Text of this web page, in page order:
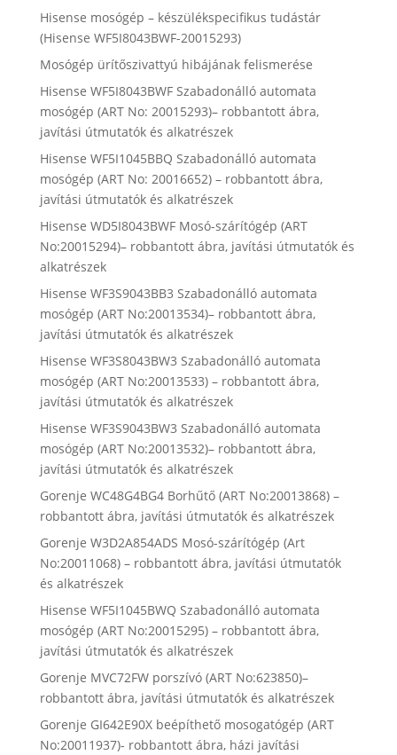
Hisense mosógép – készülékspecifikus tudástár
(Hisense WF5I8043BWF-20015293)
Mosógép ürítőszivattyú hibájának felismerése
Hisense WF5I8043BWF Szabadonálló automata
mosógép (ART No: 20015293)– robbantott ábra,
javítási útmutatók és alkatrészek
Hisense WF5I1045BBQ Szabadonálló automata
mosógép (ART No: 20016652) – robbantott ábra,
javítási útmutatók és alkatrészek
Hisense WD5I8043BWF Mosó-szárítógép (ART
No:20015294)– robbantott ábra, javítási útmutatók és
alkatrészek
Hisense WF3S9043BB3 Szabadonálló automata
mosógép (ART No:20013534)– robbantott ábra,
javítási útmutatók és alkatrészek
Hisense WF3S8043BW3 Szabadonálló automata
mosógép (ART No:20013533) – robbantott ábra,
javítási útmutatók és alkatrészek
Hisense WF3S9043BW3 Szabadonálló automata
mosógép (ART No:20013532)– robbantott ábra,
javítási útmutatók és alkatrészek
Gorenje WC48G4BG4 Borhűtő (ART No:20013868) –
robbantott ábra, javítási útmutatók és alkatrészek
Gorenje W3D2A854ADS Mosó-szárítógép (Art
No:20011068) – robbantott ábra, javítási útmutatók
és alkatrészek
Hisense WF5I1045BWQ Szabadonálló automata
mosógép (ART No:20015295) – robbantott ábra,
javítási útmutatók és alkatrészek
Gorenje MVC72FW porszívó (ART No:623850)–
robbantott ábra, javítási útmutatók és alkatrészek
Gorenje GI642E90X beépíthető mosogatógép (ART
No:20011937)- robbantott ábra, házi javítási